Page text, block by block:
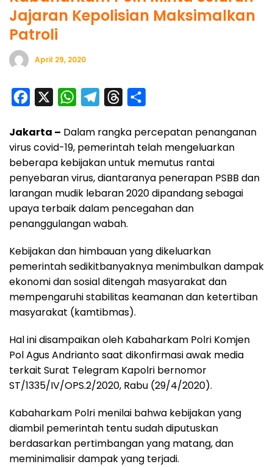
Jajaran Kepolisian Maksimalkan
Patroli
April 29, 2020
c
e
b
o
o
k
W
a
t
s
A
p
p
l
e
g
r
a
m
r
e
a
d
s
a
r
e
Jakarta – Dalam rangka percepatan penanganan
virus covid-19, pemerintah telah mengeluarkan
beberapa kebijakan untuk memutus rantai
penyebaran virus, diantaranya penerapan PSBB dan
larangan mudik lebaran 2020 dipandang sebagai
upaya terbaik dalam pencegahan dan
penanggulangan wabah.
Kebijakan dan himbauan yang dikeluarkan
pemerintah sedikitbanyaknya menimbulkan dampak
ekonomi dan sosial ditengah masyarakat dan
mempengaruhi stabilitas keamanan dan ketertiban
masyarakat (kamtibmas).
Hal ini disampaikan oleh Kabaharkam Polri Komjen
Pol Agus Andrianto saat dikonfirmasi awak media
terkait Surat Telegram Kapolri bernomor
ST/1335/IV/OPS.2/2020, Rabu (29/4/2020).
Kabaharkam Polri menilai bahwa kebijakan yang
diambil pemerintah tentu sudah diputuskan
berdasarkan pertimbangan yang matang, dan
meminimalisir dampak yang terjadi.